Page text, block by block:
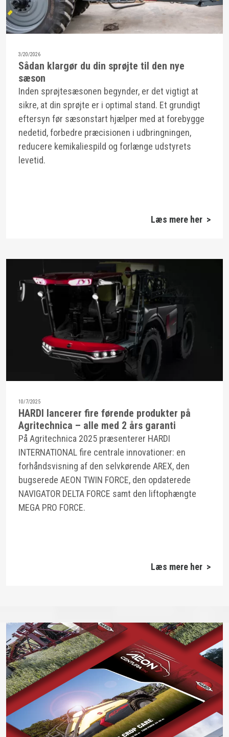
3/20/2026
Sådan klargør du din sprøjte til den nye
sæson
Inden sprøjtesæsonen begynder, er det vigtigt at
sikre, at din sprøjte er i optimal stand. Et grundigt
eftersyn før sæsonstart hjælper med at forebygge
nedetid, forbedre præcisionen i udbringningen,
reducere kemikaliespild og forlænge udstyrets
levetid.
Læs mere her >
10/7/2025
HARDI lancerer fire førende produkter på
Agritechnica – alle med 2 års garanti
På Agritechnica 2025 præsenterer HARDI
INTERNATIONAL fire centrale innovationer: en
forhåndsvisning af den selvkørende AREX, den
bugserede AEON TWIN FORCE, den opdaterede
NAVIGATOR DELTA FORCE samt den liftophængte
MEGA PRO FORCE.
Læs mere her >